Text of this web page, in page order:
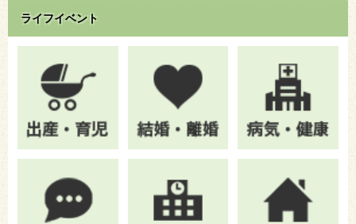
ライフイベント